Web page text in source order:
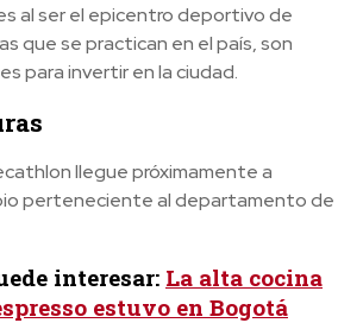
al ser el epicentro deportivo de
que se practican en el país, son
para invertir en la ciudad.
llegue próximamente a
perteneciente al departamento de
interesar: La alta cocina
estuvo en Bogotá